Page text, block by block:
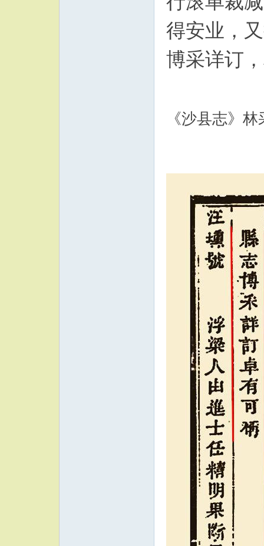
得安业，
博采详订
《沙县志》林